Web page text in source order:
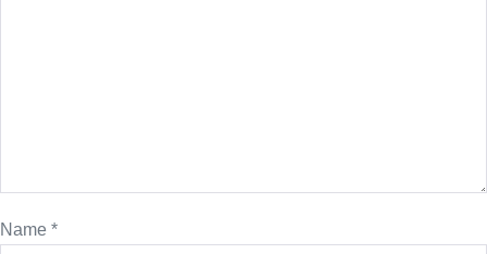
Name *